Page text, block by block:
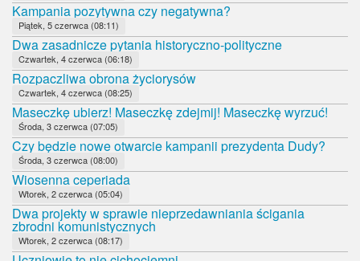
Kampania pozytywna czy negatywna?
Piątek, 5 czerwca (08:11)
Dwa zasadnicze pytania historyczno-polityczne
Czwartek, 4 czerwca (06:18)
Rozpaczliwa obrona życiorysów
Czwartek, 4 czerwca (08:25)
Maseczkę ubierz! Maseczkę zdejmij! Maseczkę wyrzuć!
Środa, 3 czerwca (07:05)
Czy będzie nowe otwarcie kampanii prezydenta Dudy?
Środa, 3 czerwca (08:00)
Wiosenna ceperiada
Wtorek, 2 czerwca (05:04)
Dwa projekty w sprawie nieprzedawniania ścigania
zbrodni komunistycznych
Wtorek, 2 czerwca (08:17)